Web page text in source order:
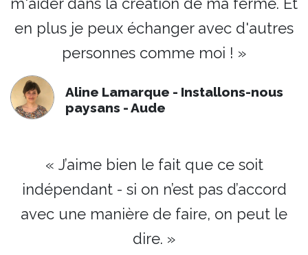
m'aider dans la création de ma ferme. Et
en plus je peux échanger avec d'autres
personnes comme moi ! »
Aline Lamarque - Installons-nous
paysans - Aude
« J’aime bien le fait que ce soit
indépendant - si on n’est pas d’accord
avec une manière de faire, on peut le
dire. »